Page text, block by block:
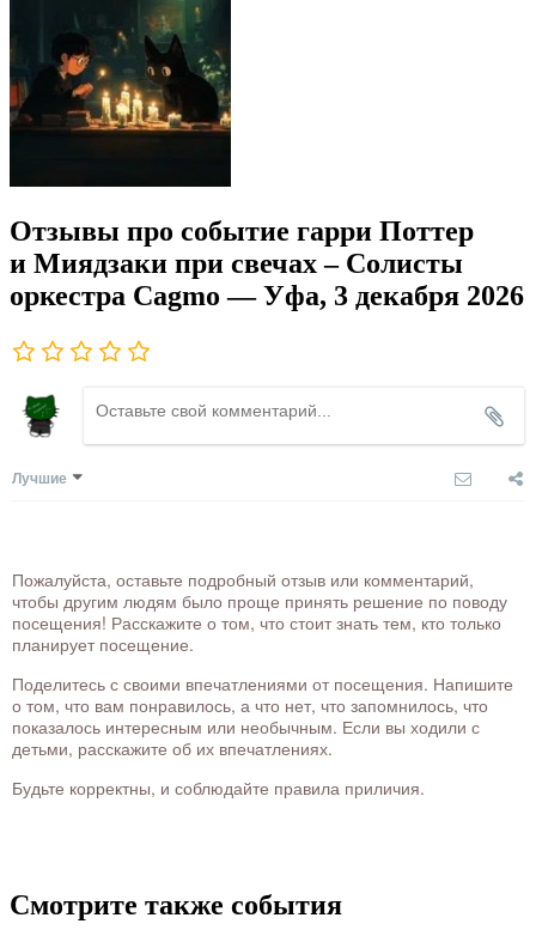
Отзывы про событие гарри Поттер
и Миядзаки при свечах – Солисты
оркестра Cagmo — Уфа, 3 декабря 2026
Лучшие
Пожалуйста, оставьте подробный отзыв или комментарий,
чтобы другим людям было проще принять решение по поводу
посещения! Расскажите о том, что стоит знать тем, кто только
планирует посещение.
Поделитесь с своими впечатлениями от посещения. Напишите
о том, что вам понравилось, а что нет, что запомнилось, что
показалось интересным или необычным. Если вы ходили с
детьми, расскажите об их впечатлениях.
Будьте корректны, и соблюдайте правила приличия.
Смотрите также события